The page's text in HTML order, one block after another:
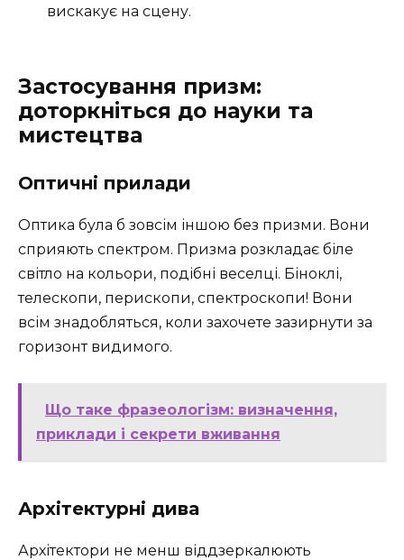
вискакує на сцену.
Застосування призм:
доторкніться до науки та
мистецтва
Оптичні прилади
Оптика була б зовсім іншою без призми. Вони
сприяють спектром. Призма розкладає біле
світло на кольори, подібні веселці. Біноклі,
телескопи, перископи, спектроскопи! Вони
всім знадобляться, коли захочете зазирнути за
горизонт видимого.
Що таке фразеологізм: визначення,
приклади і секрети вживання
Архітектурні дива
Архітектори не менш віддзеркалюють